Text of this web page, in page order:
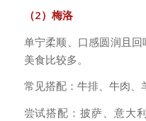
（2）梅洛
单宁柔顺、口感圆润且
美食比较多。
常见搭配：牛排、牛肉、
尝试搭配：披萨、意大